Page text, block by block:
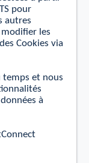
pour
autres
les
Cookies via
temps et nous
à